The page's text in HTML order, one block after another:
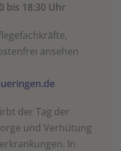
bis 18:30 Uhr
ansehen
der Tag der
und Verhütung
In